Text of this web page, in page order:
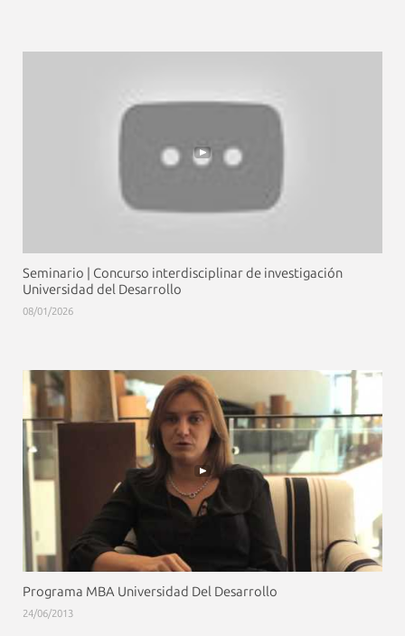
Seminario | Concurso interdisciplinar de investigación
Universidad del Desarrollo
08/01/2026
Programa MBA Universidad Del Desarrollo
24/06/2013